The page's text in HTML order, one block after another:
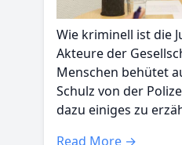
Wie kriminell ist die
Akteure der
Menschen behütet
Schulz von der
dazu einiges zu
Read More →